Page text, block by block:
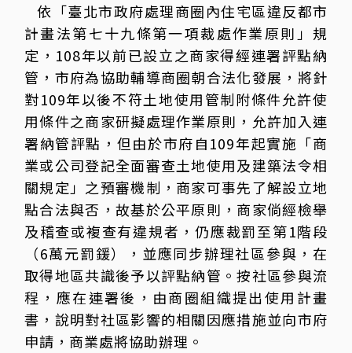
依「臺北市政府處理商圈內住宅區違反都市
計畫法第七十九條第一項裁處作業原則」規
定，108年以前已設立之商家得經連署評點納
管，市府為協助輔導商圈朝合法化發展，將針
對109年以後不符土地使用管制附條件允許使
用條件之商家研擬處理作業原則，允許加入連
署納管評點，但由於市府自109年起實施「商
業或公司登記全面審查土地使用及建築法令相
關規定」之預審機制，商家可事先了解設立地
點合法與否，故基於公平原則，商家倘經檢舉
及稽查或複查有違規者，仍應裁罰至第1階段
（6萬元罰鍰），並應同步辦理社區參與，在
取得地區共識後予以評點納管。按社區參與流
程，應在連署後，由商圈組織提出使用計畫
書，說明對社區影響的相關因應措施並向市府
申請，商業處將協助辦理。